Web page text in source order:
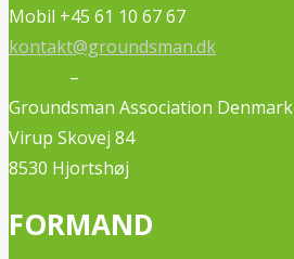
Mobil +45 61 10 67 67
kontakt@groundsman.dk
–
Groundsman Association Denmark
Virup Skovej 84
8530 Hjortshøj
FORMAND